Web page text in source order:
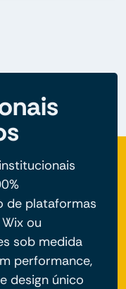
de plataformas
ou
sob medida
performance,
design único